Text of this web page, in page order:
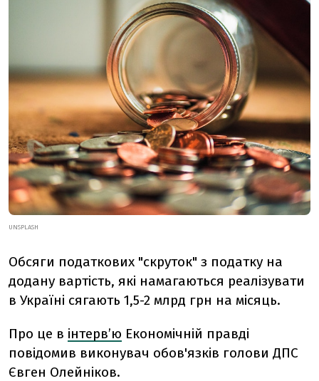
UNSPLASH
Обсяги податкових "скруток" з податку на
додану вартість, які намагаються реалізувати
в Україні сягають 1,5-2 млрд грн на місяць.
Про це в інтерв’ю Економічній правді
повідомив виконувач обов'язків голови ДПС
Євген Олейніков.